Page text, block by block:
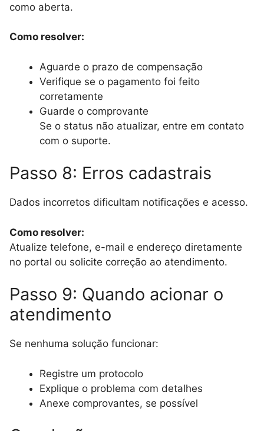
como aberta.
Como resolver:
Aguarde o prazo de compensação
Verifique se o pagamento foi feito
corretamente
Guarde o comprovante
Se o status não atualizar, entre em contato
com o suporte.
Passo 8: Erros cadastrais
Dados incorretos dificultam notificações e acesso.
Como resolver:
Atualize telefone, e-mail e endereço diretamente
no portal ou solicite correção ao atendimento.
Passo 9: Quando acionar o
atendimento
Se nenhuma solução funcionar:
Registre um protocolo
Explique o problema com detalhes
Anexe comprovantes, se possível